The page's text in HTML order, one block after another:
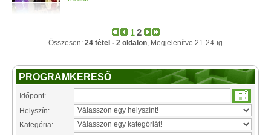
1 2
Összesen: 24 tétel - 2 oldalon, Megjelenítve 21-24-ig
PROGRAMKERESŐ
Időpont:
Helyszín:
Kategória: